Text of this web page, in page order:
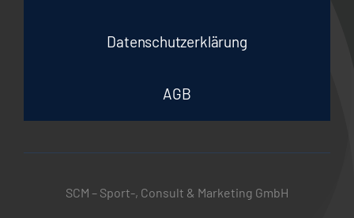
Datenschutzerklärung
AGB
SCM – Sport-, Consult & Marketing GmbH